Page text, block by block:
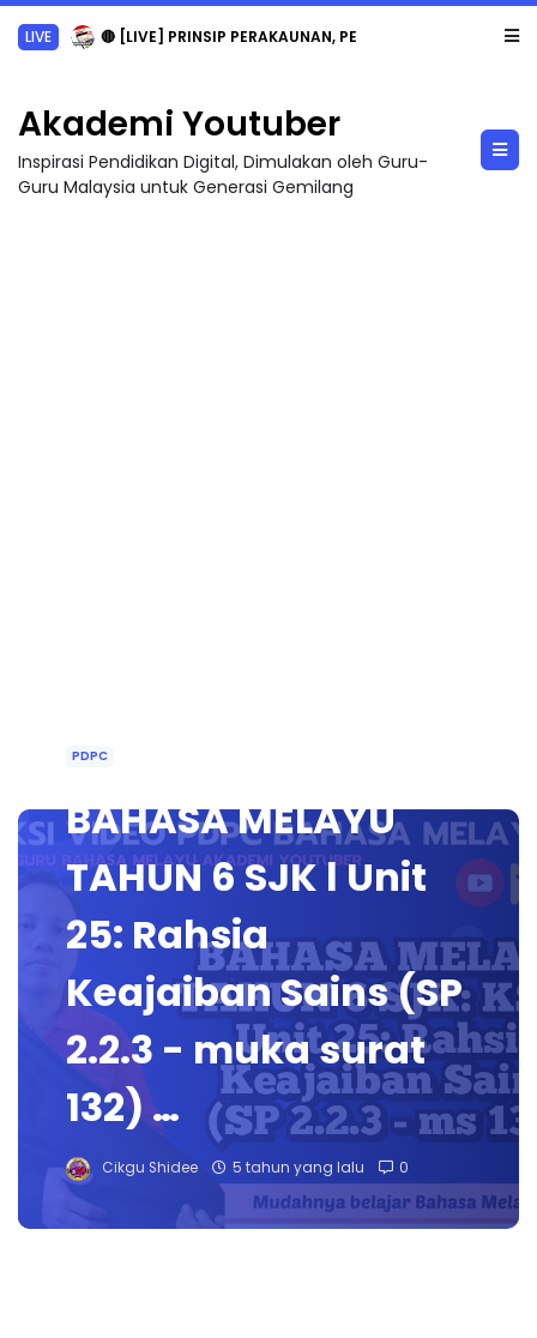
LIVE 🔴 [LIVE] PRINSIP PERAKAUNAN, PECUT SKOR SOALAN 1 TRIAL OLEH CIKGU WAN...
Akademi Youtuber
Inspirasi Pendidikan Digital, Dimulakan oleh Guru-
Guru Malaysia untuk Generasi Gemilang
PDPC
BAHASA MELAYU
TAHUN 6 SJK l Unit
25: Rahsia
Keajaiban Sains (SP
2.2.3 - muka surat
132) …
Cikgu Shidee 5 tahun yang lalu 0